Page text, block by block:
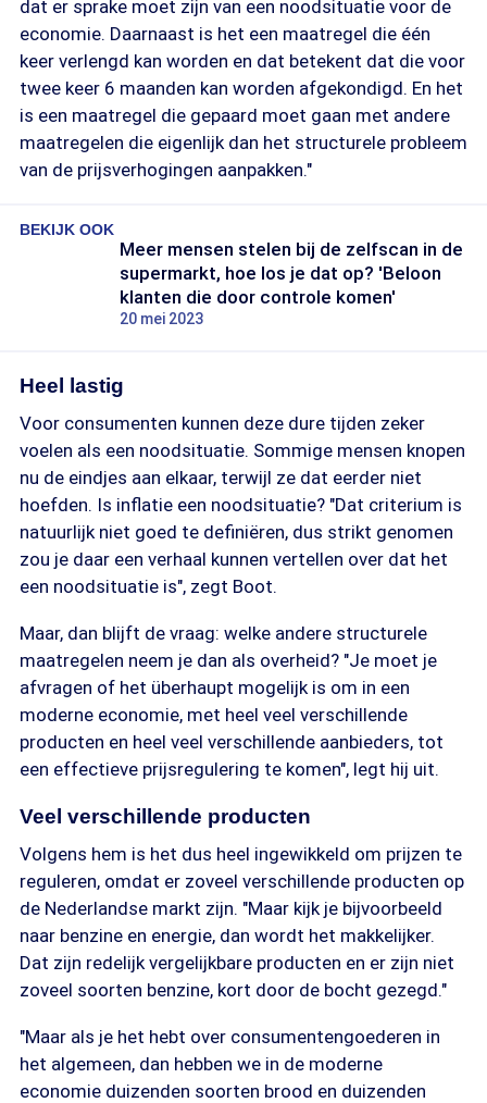
dat er sprake moet zijn van een noodsituatie voor de
economie. Daarnaast is het een maatregel die één
keer verlengd kan worden en dat betekent dat die voor
twee keer 6 maanden kan worden afgekondigd. En het
is een maatregel die gepaard moet gaan met andere
maatregelen die eigenlijk dan het structurele probleem
van de prijsverhogingen aanpakken."
BEKIJK OOK
Meer mensen stelen bij de zelfscan in de
supermarkt, hoe los je dat op? 'Beloon
klanten die door controle komen'
20 mei 2023
Heel lastig
Voor consumenten kunnen deze dure tijden zeker
voelen als een noodsituatie. Sommige mensen knopen
nu de eindjes aan elkaar, terwijl ze dat eerder niet
hoefden. Is inflatie een noodsituatie? "Dat criterium is
natuurlijk niet goed te definiëren, dus strikt genomen
zou je daar een verhaal kunnen vertellen over dat het
een noodsituatie is", zegt Boot.
Maar, dan blijft de vraag: welke andere structurele
maatregelen neem je dan als overheid? "Je moet je
afvragen of het überhaupt mogelijk is om in een
moderne economie, met heel veel verschillende
producten en heel veel verschillende aanbieders, tot
een effectieve prijsregulering te komen", legt hij uit.
Veel verschillende producten
Volgens hem is het dus heel ingewikkeld om prijzen te
reguleren, omdat er zoveel verschillende producten op
de Nederlandse markt zijn. "Maar kijk je bijvoorbeeld
naar benzine en energie, dan wordt het makkelijker.
Dat zijn redelijk vergelijkbare producten en er zijn niet
zoveel soorten benzine, kort door de bocht gezegd."
"Maar als je het hebt over consumentengoederen in
het algemeen, dan hebben we in de moderne
economie duizenden soorten brood en duizenden